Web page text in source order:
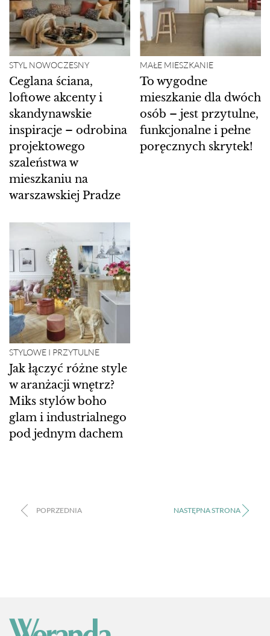
STYL NOWOCZESNY
Ceglana ściana,
loftowe akcenty i
skandynawskie
inspiracje – odrobina
projektowego
szaleństwa w
mieszkaniu na
warszawskiej Pradze
MAŁE MIESZKANIE
To wygodne
mieszkanie dla dwóch
osób – jest przytulne,
funkcjonalne i pełne
poręcznych skrytek!
STYLOWE I PRZYTULNE
Jak łączyć różne style
w aranżacji wnętrz?
Miks stylów boho
glam i industrialnego
pod jednym dachem